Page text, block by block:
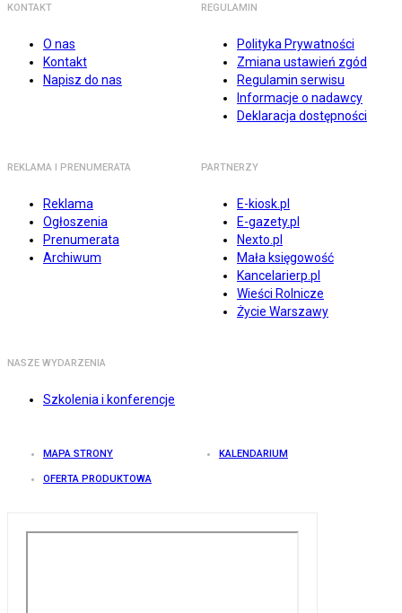
KONTAKT
O nas
Kontakt
Napisz do nas
REGULAMIN
Polityka Prywatności
Zmiana ustawień zgód
Regulamin serwisu
Informacje o nadawcy
Deklaracja dostępności
REKLAMA I PRENUMERATA
Reklama
Ogłoszenia
Prenumerata
Archiwum
PARTNERZY
E-kiosk.pl
E-gazety.pl
Nexto.pl
Mała księgowość
Kancelarierp.pl
Wieści Rolnicze
Życie Warszawy
NASZE WYDARZENIA
Szkolenia i konferencje
MAPA STRONY KALENDARIUM
OFERTA PRODUKTOWA